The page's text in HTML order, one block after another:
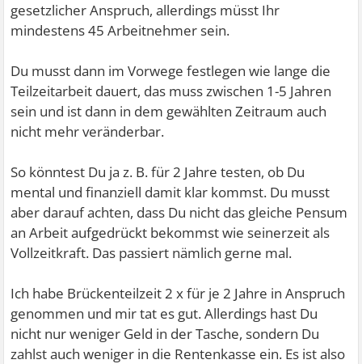
gesetzlicher Anspruch, allerdings müsst Ihr
mindestens 45 Arbeitnehmer sein.
Du musst dann im Vorwege festlegen wie lange die
Teilzeitarbeit dauert, das muss zwischen 1-5 Jahren
sein und ist dann in dem gewählten Zeitraum auch
nicht mehr veränderbar.
So könntest Du ja z. B. für 2 Jahre testen, ob Du
mental und finanziell damit klar kommst. Du musst
aber darauf achten, dass Du nicht das gleiche Pensum
an Arbeit aufgedrückt bekommst wie seinerzeit als
Vollzeitkraft. Das passiert nämlich gerne mal.
Ich habe Brückenteilzeit 2 x für je 2 Jahre in Anspruch
genommen und mir tat es gut. Allerdings hast Du
nicht nur weniger Geld in der Tasche, sondern Du
zahlst auch weniger in die Rentenkasse ein. Es ist also